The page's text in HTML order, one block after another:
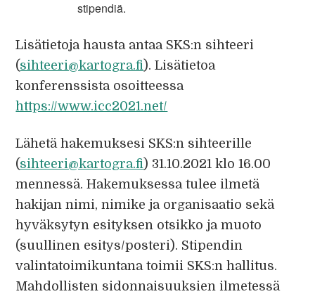
stipendiä.
Lisätietoja hausta antaa SKS:n sihteeri
(sihteeri@kartogra.fi). Lisätietoa
konferenssista osoitteessa
https://www.icc2021.net/
Lähetä hakemuksesi SKS:n sihteerille
(sihteeri@kartogra.fi) 31.10.2021 klo 16.00
mennessä. Hakemuksessa tulee ilmetä
hakijan nimi, nimike ja organisaatio sekä
hyväksytyn esityksen otsikko ja muoto
(suullinen esitys/posteri). Stipendin
valintatoimikuntana toimii SKS:n hallitus.
Mahdollisten sidonnaisuuksien ilmetessä